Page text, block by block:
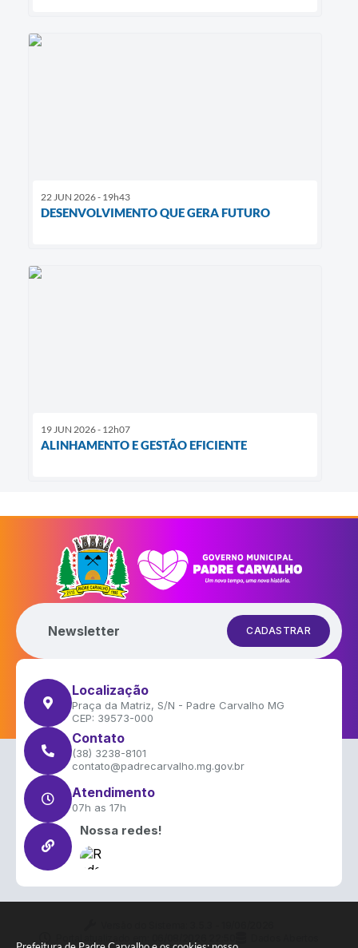
22 JUN 2026 - 19h43
DESENVOLVIMENTO QUE GERA FUTURO
19 JUN 2026 - 12h07
ALINHAMENTO E GESTÃO EFICIENTE
Newsletter CADASTRAR
Localização
Praça da Matriz, S/N - Padre Carvalho MG
CEP: 39573-000
Contato
(38) 3238-8101
contato@padrecarvalho.mg.gov.br
Atendimento
07h as 17h
Nossa redes!